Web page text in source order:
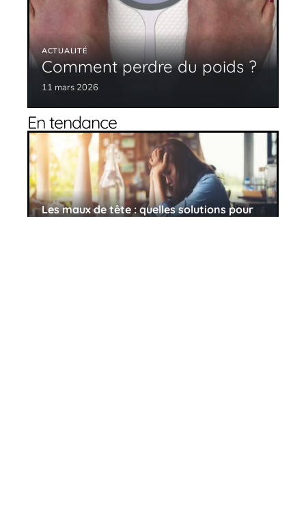
ACTUALITÉ
Comment perdre du poids ?
11 mars 2026
En tendance
Les maux de tête : quelles solutions pour
calmer les douleurs ?